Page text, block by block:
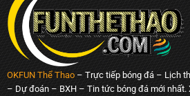
OKFUN Thể Thao– Trực tiếp bóng đá – Lịch
– Dự đoán – BXH – Tin tức bóng đá mới nhất.